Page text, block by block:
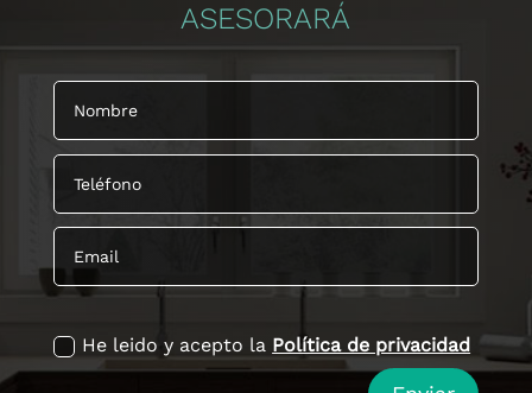
ASESORARÁ
politica de privacidad
He leido y acepto la Política de privacidad